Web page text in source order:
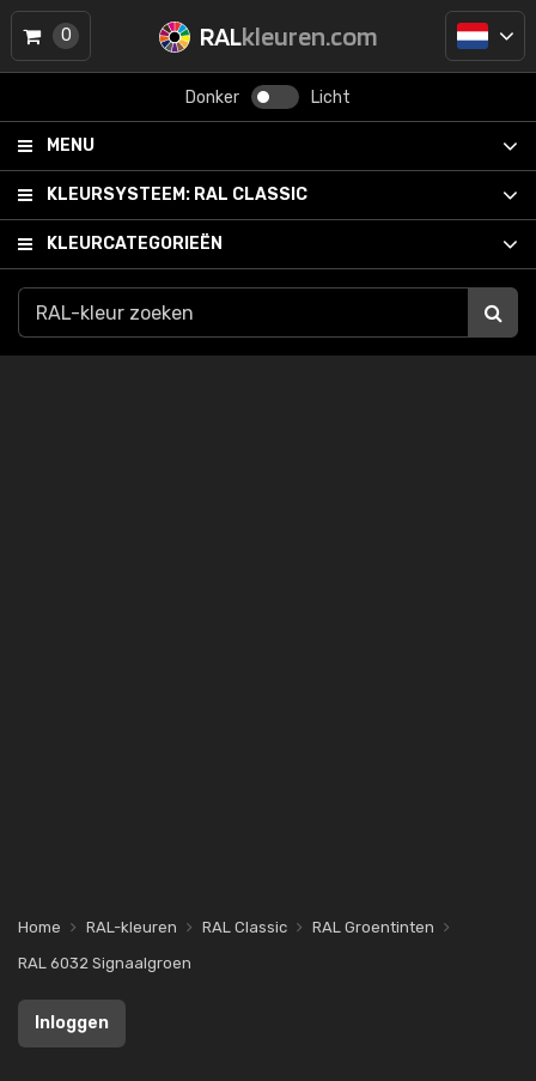
RALkleuren.com
Donker Licht
MENU
KLEURSYSTEEM: RAL CLASSIC
KLEURCATEGORIEËN
0
Home RAL-kleuren RAL Classic
RAL Groentinten
RAL 6032 Signaalgroen
Inloggen